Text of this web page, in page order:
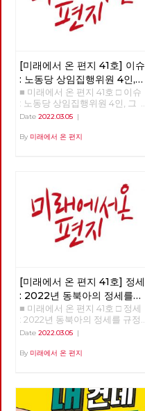
건데 - 기본소득, 모두가 차별없
이 찾아야 할 권리 □ 영화 : 이미
예정되어 있던 비극의 반복 - 나
[미래에서 온 편지 41호] 이슈
: 노동당 상임집행위원 4인,
그들은 누구인가?
■ 미래에서 온 편지 41호 □ 이슈
: 노동당 상임집행위원 4인, 그
들은 누구인가? >>>>>> 업로드
Date 2022.03.05 |
By 미래에서 온 편지
[미래에서 온 편지 41호] 정세
: 2022년 동북아의 정세를
규정하는 네 가지 요인
■ 미래에서 온 편지 41호 □ 정세
: 2022년 동북아의 정세를 규정
하는 네 가지 요인 >>>>>> 업로
Date 2022.03.05 |
By 미래에서 온 편지